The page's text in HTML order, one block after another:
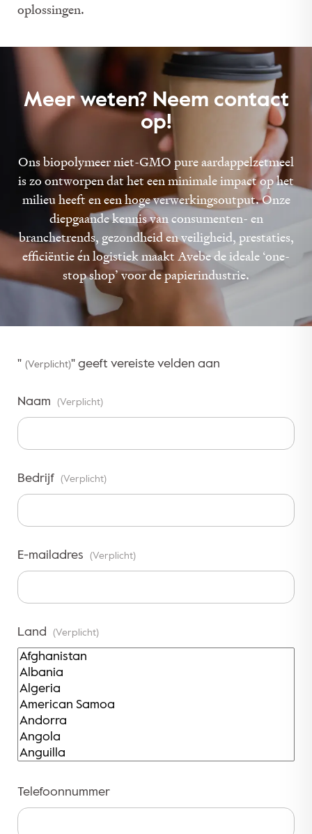
oplossingen.
Meer weten? Neem contact
op!
Ons biopolymeer niet-GMO pure aardappelzetmeel
is zo ontworpen dat het een minimale impact op het
milieu heeft en een hoge verwerkingsoutput. Onze
diepgaande kennis van consumenten- en
branchetrends, gezondheid en veiligheid, prestaties,
efficiëntie én logistiek maakt Avebe de ideale ‘one-
stop shop’ voor de papierindustrie.
" (Verplicht)" geeft vereiste velden aan
Naam (Verplicht)
Bedrijf (Verplicht)
E-mailadres (Verplicht)
Land (Verplicht)
Telefoonnummer